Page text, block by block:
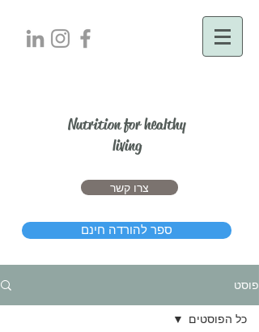
Nutrition for healthy
living
צרו קשר
ספר להורדה חינם
פוסט
כל הפוסטים